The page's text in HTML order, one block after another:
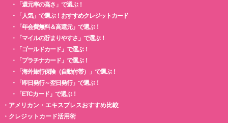
・
「還元率の高さ」で選ぶ！
・
「人気」で選ぶ！おすすめクレジットカード
・
「年会費無料＆高還元」で選ぶ！
・
「マイルの貯まりやすさ」で選ぶ！
・
「ゴールドカード」で選ぶ！
・
「プラチナカード」で選ぶ！
・
「海外旅行保険（自動付帯）」で選ぶ！
・
「即日発行～翌日発行」で選ぶ！
・
「ETCカード」で選ぶ！
・ アメリカン・エキスプレスおすすめ比較
・ クレジットカード活用術